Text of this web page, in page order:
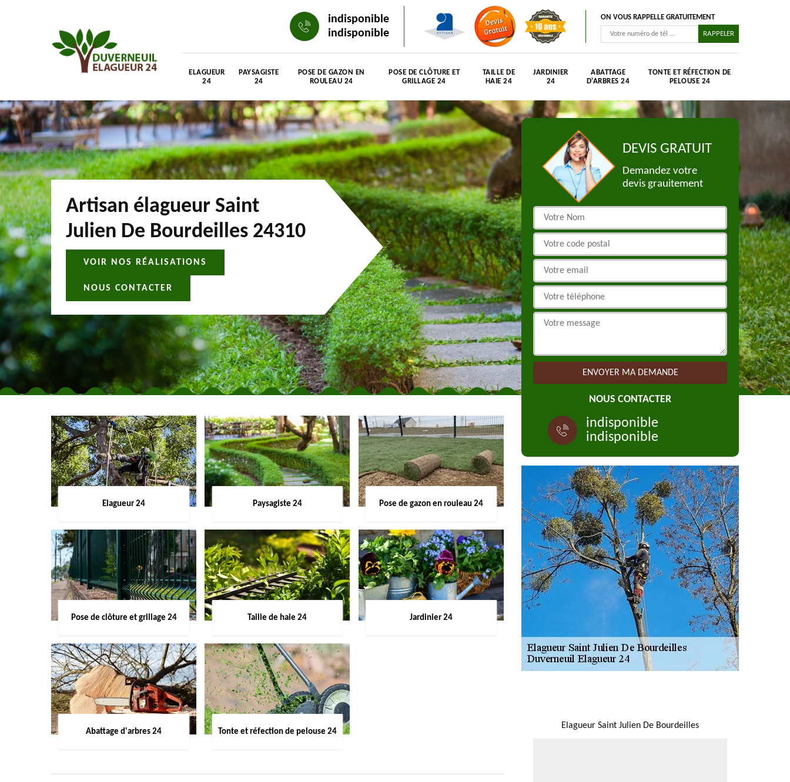
indisponible
indisponible
ON VOUS RAPPELLE GRATUITEMENT
ELAGUEUR
24
PAYSAGISTE
24
POSE DE GAZON EN
ROULEAU 24
POSE DE CLÔTURE ET
GRILLAGE 24
TAILLE DE
HAIE 24
JARDINIER
24
ABATTAGE
D'ARBRES 24
TONTE ET RÉFECTION DE
PELOUSE 24
Artisan élagueur Saint
Julien De Bourdeilles 24310
VOIR NOS RÉALISATIONS
NOUS CONTACTER
Elagueur 24 Paysagiste 24 Pose de gazon en rouleau 24
Pose de clôture et grillage 24 Taille de haie 24 Jardinier 24
Abattage d'arbres 24 Tonte et réfection de pelouse 24
DEVIS GRATUIT
Demandez votre
devis grauitement
NOUS CONTACTER
indisponible
indisponible
Elagueur Saint Julien De Bourdeilles